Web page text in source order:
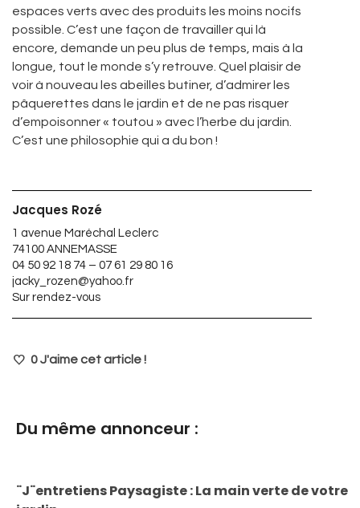
espaces verts avec des produits les moins nocifs
possible. C’est une façon de travailler qui là
encore, demande un peu plus de temps, mais à la
longue, tout le monde s’y retrouve. Quel plaisir de
voir à nouveau les abeilles butiner, d’admirer les
pâquerettes dans le jardin et de ne pas risquer
d’empoisonner « toutou » avec l’herbe du jardin.
C’est une philosophie qui a du bon !
Jacques Rozé
1 avenue Maréchal Leclerc
74100 ANNEMASSE
04 50 92 18 74 – 07 61 29 80 16
jacky_rozen@yahoo.fr
Sur rendez-vous
0J'aime cet article !
Du même annonceur :
¨J¨entretiens Paysagiste : La main verte de votre